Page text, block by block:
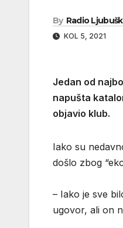
By Radio
KOL 5, 2021
Jedan od
napušta
objavio klub.
Iako su
došlo zbog
– Iako je sve
ugovor, ali on